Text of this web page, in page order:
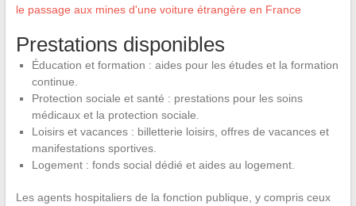
le passage aux mines d'une voiture étrangère en France
Prestations disponibles
Éducation et formation : aides pour les études et la formation
continue.
Protection sociale et santé : prestations pour les soins
médicaux et la protection sociale.
Loisirs et vacances : billetterie loisirs, offres de vacances et
manifestations sportives.
Logement : fonds social dédié et aides au logement.
Les agents hospitaliers de la fonction publique, y compris ceux